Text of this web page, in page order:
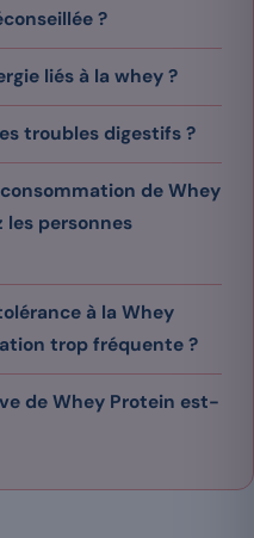
?
liés à la whey ?
troubles digestifs ?
de Whey
personnes
à la Whey
trop fréquente ?
de Whey Protein est-